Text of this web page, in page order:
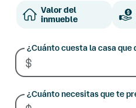
Valor del
inmueble